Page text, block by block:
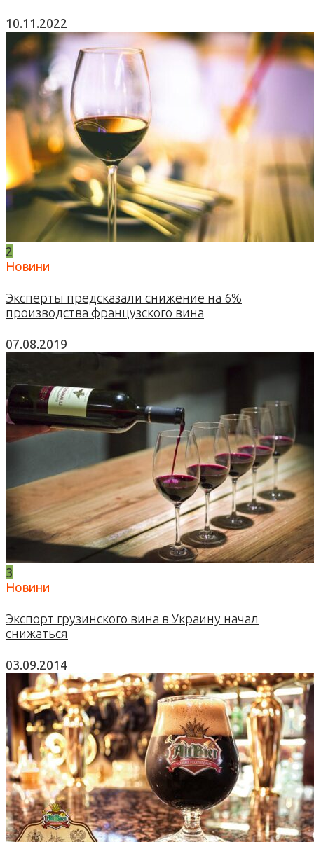
10.11.2022
2
Новини
Эксперты предсказали снижение на 6%
производства французского вина
07.08.2019
3
Новини
Экспорт грузинского вина в Украину начал
снижаться
03.09.2014